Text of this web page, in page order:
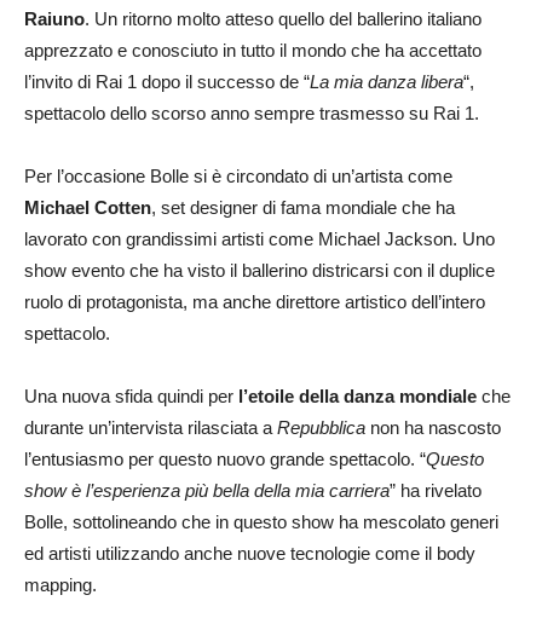
Raiuno. Un ritorno molto atteso quello del ballerino italiano
apprezzato e conosciuto in tutto il mondo che ha accettato
l’invito di Rai 1 dopo il successo de “La mia danza libera“,
spettacolo dello scorso anno sempre trasmesso su Rai 1.
Per l’occasione Bolle si è circondato di un’artista come
Michael Cotten, set designer di fama mondiale che ha
lavorato con grandissimi artisti come Michael Jackson. Uno
show evento che ha visto il ballerino districarsi con il duplice
ruolo di protagonista, ma anche direttore artistico dell’intero
spettacolo.
Una nuova sfida quindi per l’etoile della danza mondiale che
durante un’intervista rilasciata a Repubblica non ha nascosto
l’entusiasmo per questo nuovo grande spettacolo. “Questo
show è l’esperienza più bella della mia carriera” ha rivelato
Bolle, sottolineando che in questo show ha mescolato generi
ed artisti utilizzando anche nuove tecnologie come il body
mapping.